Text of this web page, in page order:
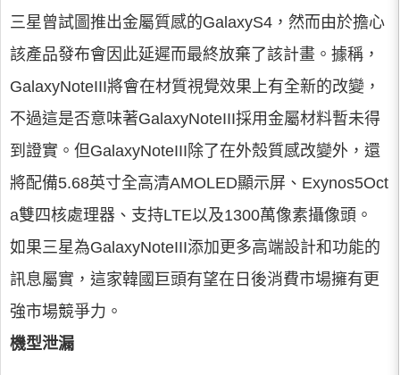
三星曾試圖推出金屬質感的GalaxyS4，然而由於擔心
該產品發布會因此延遲而最終放棄了該計畫。據稱，
GalaxyNoteIII將會在材質視覺效果上有全新的改變，
不過這是否意味著GalaxyNoteIII採用金屬材料暫未得
到證實。但GalaxyNoteIII除了在外殼質感改變外，還
將配備5.68英寸全高清AMOLED顯示屏、Exynos5Oct
a雙四核處理器、支持LTE以及1300萬像素攝像頭。
如果三星為GalaxyNoteIII添加更多高端設計和功能的
訊息屬實，這家韓國巨頭有望在日後消費市場擁有更
強市場競爭力。
機型泄漏